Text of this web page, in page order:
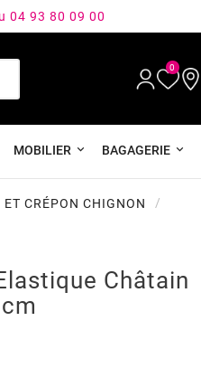
04 93 80 09 00
0
MOBILIER BAGAGERIE
ET CRÉPON CHIGNON
Châtain